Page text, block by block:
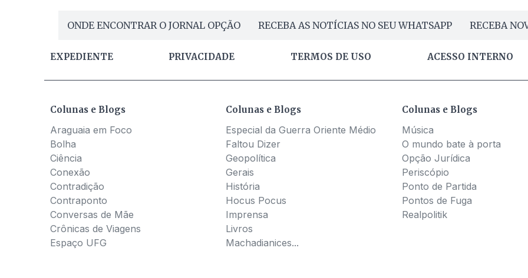
ONDE ENCONTRAR O JORNAL OPÇÃO RECEBA AS NOTÍCIAS NO SEU WHATSAPP RECEBA
EXPEDIENTE PRIVACIDADE TERMOS DE USO ACESSO INTERNO
Colunas e Blogs
Araguaia em Foco
Bolha
Ciência
Conexão
Contradição
Contraponto
Conversas de Mãe
Crônicas de Viagens
Espaço UFG
Colunas e Blogs
Especial da Guerra Oriente Médio
Faltou Dizer
Geopolítica
Gerais
História
Hocus Pocus
Imprensa
Livros
Machadianices...
Colunas e Blogs
Música
O mundo bate à porta
Opção Jurídica
Periscópio
Ponto de Partida
Pontos de Fuga
Realpolitik